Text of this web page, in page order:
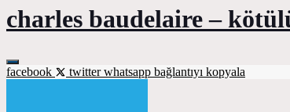
charles baudelaire –
facebook twitterwhatsapp bağlantıyı kopyala